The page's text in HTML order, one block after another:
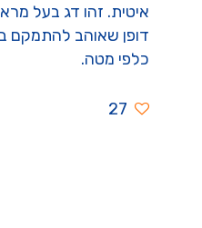
איטית. זהו דג בעל
דופן שאוהב להתמקם
כלפי מטה.
27